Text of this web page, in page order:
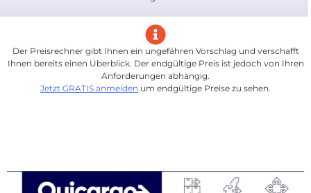
Der Preisrechner gibt Ihnen ein ungefähren Vorschlag und verschafft
Ihnen bereits einen Überblick. Der endgültige Preis ist jedoch von Ihren
Anforderungen abhängig.
Jetzt GRATIS anmelden um endgültige Preise zu sehen.